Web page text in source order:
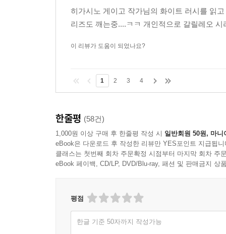
히가시노 게이고 작가님의 화이트 러시를 읽
리즈도 깨는중....ㅋㅋ 개인적으로 갈릴레오
이 리뷰가 도움이 되었나요?
1 2 3 4
한줄평 (58건)
1,000원 이상 구매 후 한줄평 작성 시 일반회원 50원, 마니
eBook은 다운로드 후 작성한 리뷰만 YES포인트 지급됩니
클래스는 첫번째 회차 주문확정 시점부터 마지막 회차 주
eBook 페이백, CD/LP, DVD/Blu-ray, 패션 및 판매금지 상
평점
한글 기준 50자까지 작성가능